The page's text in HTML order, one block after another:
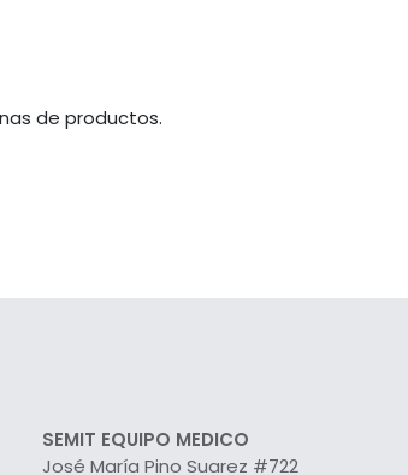
de productos.
SEMIT EQUIPO MEDICO
José María Pino Suarez #722